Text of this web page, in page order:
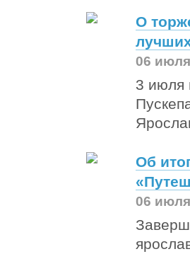
О
06
3 июля
Об
06